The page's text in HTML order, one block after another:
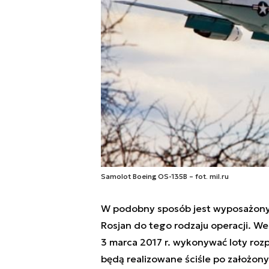
Samolot Boeing OS-135B – fot. mil.ru
W podobny sposób jest
Rosjan do tego rodzaju operacji.
3 marca 2017 r. wykonywać loty
będą realizowane ściśle po